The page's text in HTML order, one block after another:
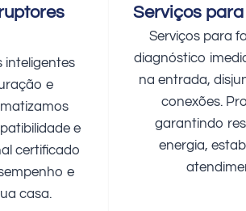
inteligentes
e
e
certificado
e
casa.
Serviços
Serviços para
diagnóstico
na entrada,
conexões.
garantindo
energia,